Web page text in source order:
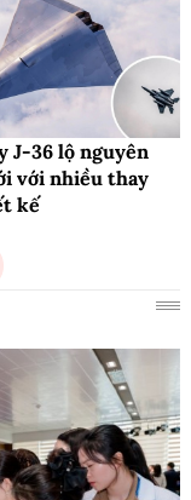
J-36 lộ nguyên
với nhiều thay
kế